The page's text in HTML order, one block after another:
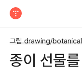
그림 drawing/
종이 선물